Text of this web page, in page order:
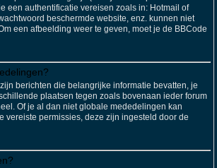
een authentificatie vereisen zoals in: Hotmail of
beschermde website, enz. kunnen niet
een afbeelding weer te geven, moet je de BBCode
berichten die belangrijke informatie bevatten, je
plaatsen tegen zoals bovenaan ieder forum
Of je al dan niet globale mededelingen kan
vereiste permissies, deze zijn ingesteld door de